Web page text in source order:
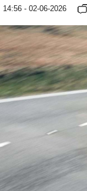
14:56 - 02-06-2026